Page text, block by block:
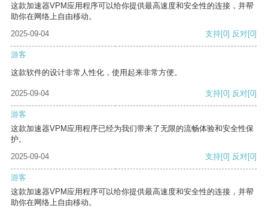
这款加速器VPM应用程序可以给你提供最高速度和安全性的连接，并帮
助你在网络上自由移动。
2025-09-04
支持[0] 反对[0]
游客
这款软件的设计非常人性化，使用起来非常方便。
2025-09-04 支持[0] 反对[0]
游客
这款加速器VPM应用程序已经为我们带来了无限的流畅体验和安全性保
护。
2025-09-04
支持[0] 反对[0]
游客
这款加速器VPM应用程序可以给你提供最高速度和安全性的连接，并帮
助你在网络上自由移动。